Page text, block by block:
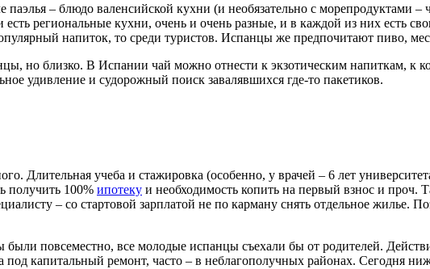
паэлья – блюдо валенсийской кухни (и необязательно с морепродуктами
региональные кухни, очень и очень разные, и в каждой из них есть
напиток, то среди туристов. Испанцы же предпочитают пиво,
но близко. В Испании чай можно отнести к экзотическим напиткам, к
удивление и судорожный поиск завалявшихся где-то пакетиков.
Длительная учеба и стажировка (особенно, у врачей – 6 лет
получить 100% ипотеку и необходимость копить на первый взнос и проч.
– со стартовой зарплатой не по карману снять отдельное жилье.
были повсеместно, все молодые испанцы съехали бы от родителей.
капитальный ремонт, часто – в неблагополучных районах. Сегодня